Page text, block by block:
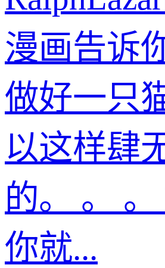
漫画告诉
做好一只
以这样肆
的。 。
你就...